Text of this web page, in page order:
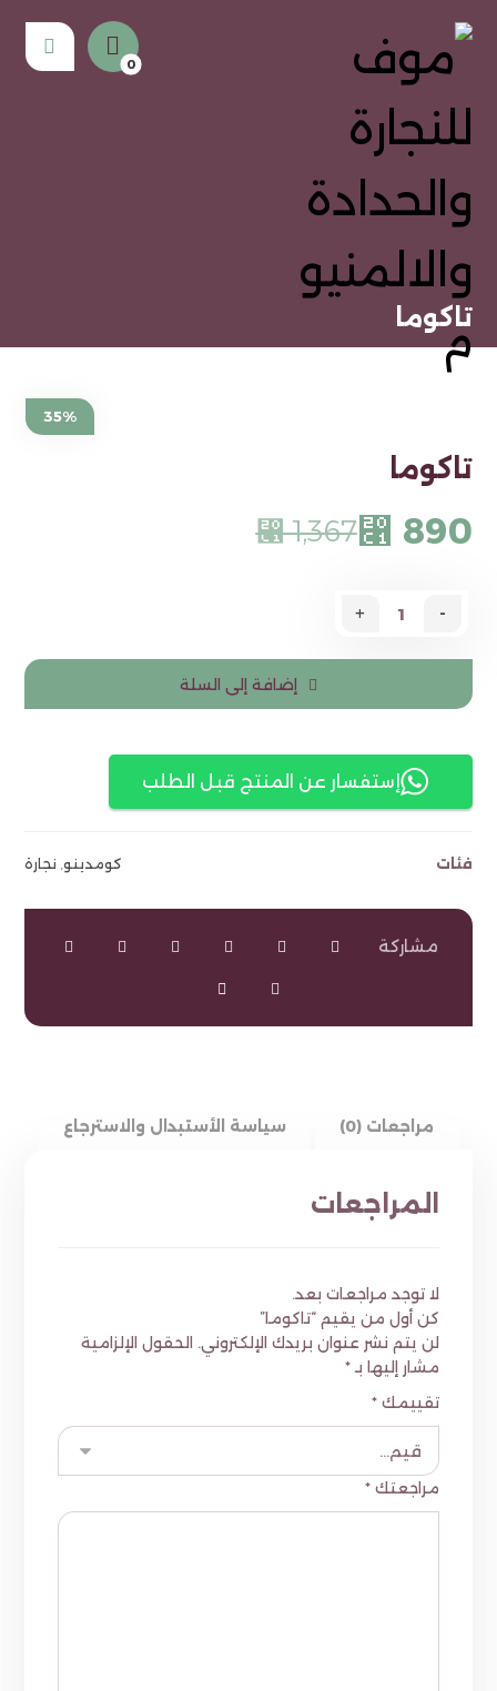
تاكوما
35%
تاكوما
⃁1,367⃁ 890
-
+
إضافة إلى السلة
إستفسار عن المنتج قبل الطلب
فئات كومدينو, نجارة
مراجعات (0) سياسة الأستبدال والاسترجاع
المراجعات
لا توجد مراجعات بعد.
كن أول من يقيم “تاكوما”
لن يتم نشر عنوان بريدك الإلكتروني. الحقول الإلزامية
مشار إليها بـ*
تقييمك*
مراجعتك*